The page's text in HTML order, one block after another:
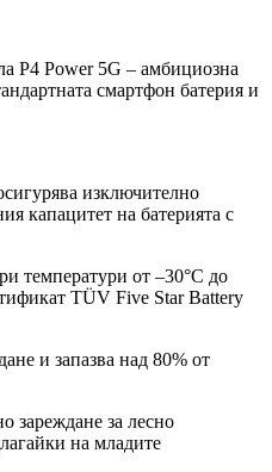
P4 Power 5G – амбициозна
смартфон батерия и
изключително
капацитет на батерията с
температури от –30°C до
TÜV Five Star Battery
и запазва над 80% от
зареждане за лесно
на младите